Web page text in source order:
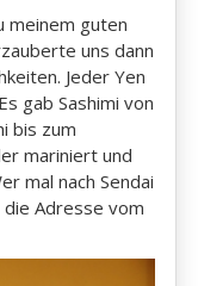
meinem guten
uns dann
Jeder Yen
gab Sashimi von
bis zum
mariniert und
mal nach Sendai
Adresse vom